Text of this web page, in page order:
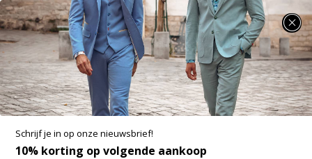
SUMMER SALE: 25% t/m 50% korting op heel veel zomerse items!
Tresanti Sokken
-60% op de gehele OUTLET!
Filters Sorteren op:
Schrijf je in op onze nieuwsbrief!
10% korting op volgende aankoop